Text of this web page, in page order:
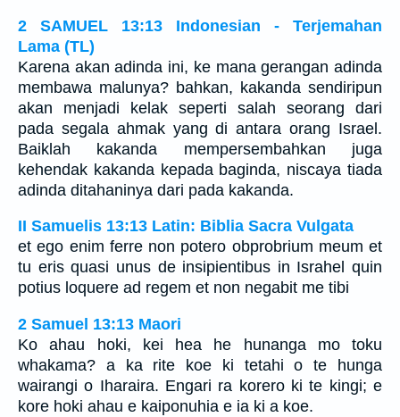
2 SAMUEL 13:13 Indonesian - Terjemahan
Lama (TL)
Karena akan adinda ini, ke mana gerangan adinda
membawa malunya? bahkan, kakanda sendiripun
akan menjadi kelak seperti salah seorang dari
pada segala ahmak yang di antara orang Israel.
Baiklah kakanda mempersembahkan juga
kehendak kakanda kepada baginda, niscaya tiada
adinda ditahaninya dari pada kakanda.
II Samuelis 13:13 Latin: Biblia Sacra Vulgata
et ego enim ferre non potero obprobrium meum et
tu eris quasi unus de insipientibus in Israhel quin
potius loquere ad regem et non negabit me tibi
2 Samuel 13:13 Maori
Ko ahau hoki, kei hea he hunanga mo toku
whakama? a ka rite koe ki tetahi o te hunga
wairangi o Iharaira. Engari ra korero ki te kingi; e
kore hoki ahau e kaiponuhia e ia ki a koe.